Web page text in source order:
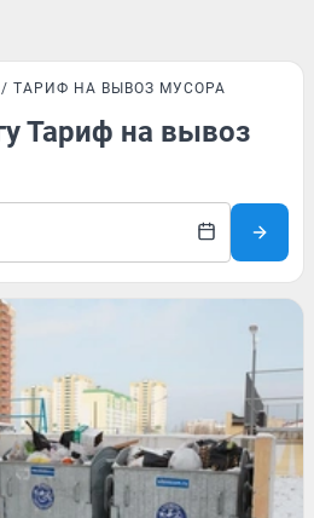
ТАРИФ НА ВЫВОЗ МУСОРА
Тариф на вывоз